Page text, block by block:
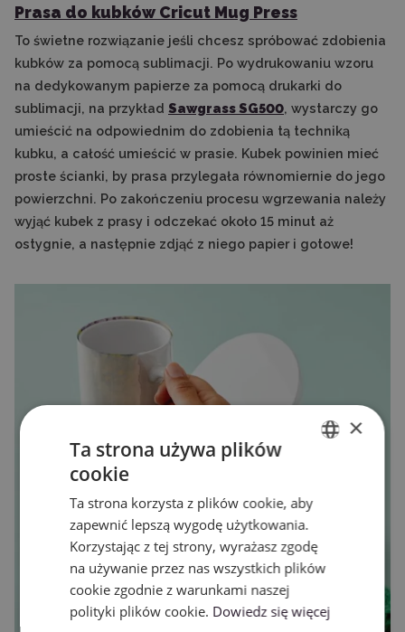
Prasa do kubków Cricut Mug Press
To świetne rozwiązanie jeśli chcesz spróbować zdobienia
kubków za pomocą sublimacji. Po wydrukowaniu wzoru
na dedykowanym papierze za pomocą drukarki do
sublimacji, na przykład Sawgrass SG500, wystarczy go
umieścić na odpowiednim do zdobienia tą techniką
kubku, a całość umieścić w prasie. Kubek powinien mieć
proste ścianki, by prasa przylegała równomiernie do jego
powierzchni. Po zakończeniu procesu wgrzewania należy
wyjąć kubek z prasy i odczekać około 15 minut aż
ostygnie, a następnie zdjąć z niego papier i gotowe!
POLISH
×
Ta strona używa plików
cookie
Ta strona korzysta z plików cookie, aby
zapewnić lepszą wygodę użytkowania.
Korzystając z tej strony, wyrażasz zgodę
na używanie przez nas wszystkich plików
cookie zgodnie z warunkami naszej
polityki plików cookie. Dowiedz się więcej